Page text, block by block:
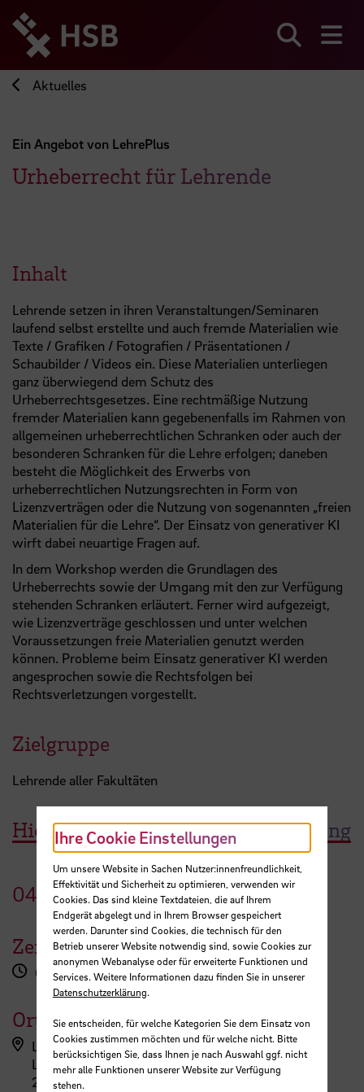
zum
Seiteninhalt
springen
Aktuelles
Ein Angebot von LehrePlus
Urheberrecht für Lehrende
Inhalt
Lehrende setzen in ihren Veranstaltungen/Seminaren
laufend selbst erstellte und auch fremde Materialien wie
Texte / Grafiken / Fotografien / Präsentationen /
Schaubilder / Videos ein. Diese Materialien unterliegen
ganz überwiegend dem Schutz des
Urheberrechtsgesetzes. Eine rechtmäßige Nutzung
fremder Materialien kann gegebenenfalls im Rahmen von
allgemeinen urheberrechtlichen Schranken oder auch der
besonderen Schranken für die Lehre erfolgen; daneben
besteht die Möglichkeit des Erwerbs von
urheberrechtlichen Nutzungsrechten in Form von
Lizenzverträgen oder die Nutzung von sogenannten „freien
Materialien für die Lehre“. Der Einsatz von generativer KI
wirft dabei neuartige Fragen auf.
In dem Workshop werden die Grundlagen des
Urheberrechts sowie der Umgang mit den zur Verfügung
stehenden Schranken erläutert. Ferner wird aufgezeigt,
wie Lizenzverträge geschlossen und unter welchen
Voraussetzungen freie Materialien genutzt werden
können. Probleme beim Einsatz generativer KI werden
angesprochen sowie die Rechtsfolgen bei
Rechtsverletzungen vorgestellt.
Zielgruppe
Lehrende aller Fakultäten
Hier geht es zur Workshopanmeldung
04. März2026
Zeit
09:00 - 16:30 Uhr
Ort
LehrePlus (ZLL)
Langemarckstraße 113
28199 Bremen
Ihre Cookie Einstellungen
Um unsere Website in Sachen Nutzer:innenfreundlichkeit,
Effektivität und Sicherheit zu optimieren, verwenden wir
Cookies. Das sind kleine Textdateien, die auf Ihrem
Endgerät abgelegt und in Ihrem Browser gespeichert
werden. Darunter sind Cookies, die technisch für den
Betrieb unserer Website notwendig sind, sowie Cookies zur
anonymen Webanalyse oder für erweiterte Funktionen und
Services. Weitere Informationen dazu finden Sie in unserer
Datenschutzerklärung.
Sie entscheiden, für welche Kategorien Sie dem Einsatz von
Cookies zustimmen möchten und für welche nicht. Bitte
berücksichtigen Sie, dass Ihnen je nach Auswahl ggf. nicht
mehr alle Funktionen unserer Website zur Verfügung
stehen.